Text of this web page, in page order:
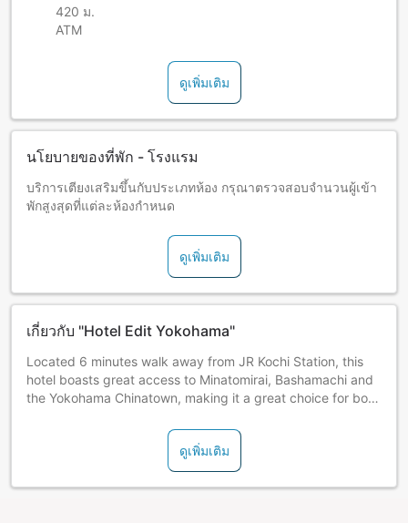
420 ม.
ATM
ดูเพิ่มเติม
นโยบายของที่พัก - โรงแรม
บริการเตียงเสริมขึ้นกับประเภทห้อง กรุณาตรวจสอบจำนวนผู้เข้า
พักสูงสุดที่แต่ละห้องกำหนด
ดูเพิ่มเติม
เกี่ยวกับ "Hotel Edit Yokohama"
Located 6 minutes walk away from JR Kochi Station, this
hotel boasts great access to Minatomirai, Bashamachi and
the Yokohama Chinatown, making it a great choice for both
ดูเพิ่มเติม